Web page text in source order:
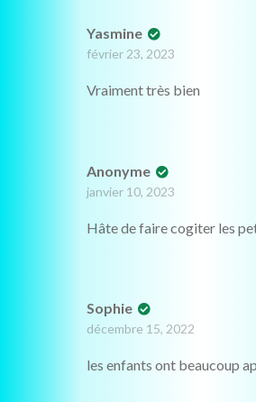
Yasmine
février 23, 2023
Vraiment très bien
Anonyme
janvier 10, 2023
Hâte de faire cogiter les
Sophie
décembre 15, 2022
les enfants ont beaucoup